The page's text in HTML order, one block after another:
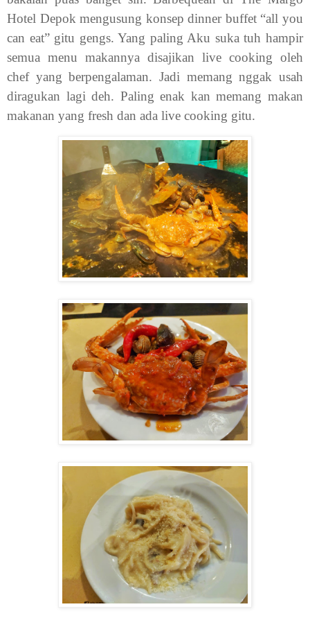
Hotel Depok mengusung konsep dinner buffet “all you
can eat” gitu gengs. Yang paling Aku suka tuh hampir
semua menu makannya disajikan live cooking oleh
chef yang berpengalaman. Jadi memang nggak usah
diragukan lagi deh. Paling enak kan memang makan
makanan yang fresh dan ada live cooking gitu.